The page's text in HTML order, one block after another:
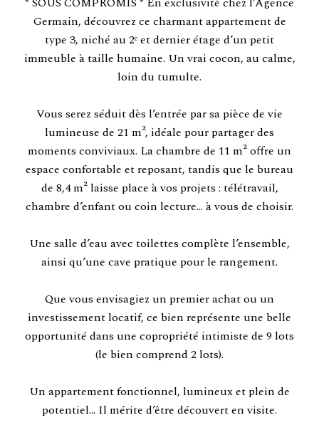
Germain, découvrez ce charmant appartement de
type 3, niché au 2ᵉ et dernier étage d’un petit
immeuble à taille humaine. Un vrai cocon, au calme,
loin du tumulte.
Vous serez séduit dès l’entrée par sa pièce de vie
lumineuse de 21 m², idéale pour partager des
moments conviviaux. La chambre de 11 m² offre un
espace confortable et reposant, tandis que le bureau
de 8,4 m² laisse place à vos projets : télétravail,
chambre d’enfant ou coin lecture… à vous de choisir.
Une salle d’eau avec toilettes complète l’ensemble,
ainsi qu’une cave pratique pour le rangement.
Que vous envisagiez un premier achat ou un
investissement locatif, ce bien représente une belle
opportunité dans une copropriété intimiste de 9 lots
(le bien comprend 2 lots).
Un appartement fonctionnel, lumineux et plein de
potentiel… Il mérite d’être découvert en visite.